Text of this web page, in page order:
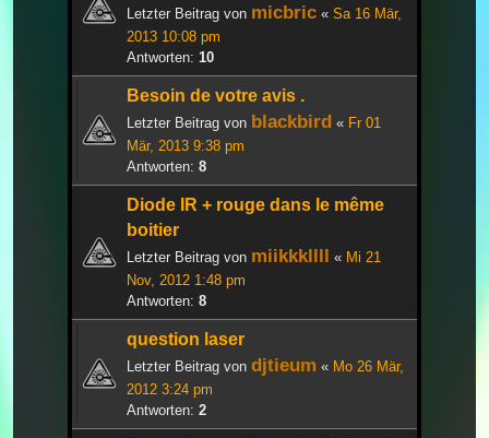
Letzter Beitrag von micbric « Sa 16 Mär,
2013 10:08 pm
Antworten: 10
Besoin de votre avis .
Letzter Beitrag von blackbird « Fr 01
Mär, 2013 9:38 pm
Antworten: 8
Diode IR + rouge dans le même
boitier
Letzter Beitrag von miikkkllll « Mi 21
Nov, 2012 1:48 pm
Antworten: 8
question laser
Letzter Beitrag von djtieum « Mo 26 Mär,
2012 3:24 pm
Antworten: 2